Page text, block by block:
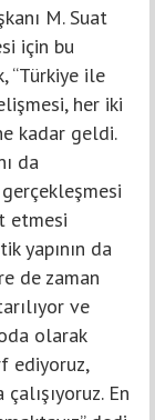
M. Suat
için bu
“Türkiye ile
her iki
kadar geldi.
da
etmesi
yapının da
de zaman
ve
olarak
ediyoruz,
En